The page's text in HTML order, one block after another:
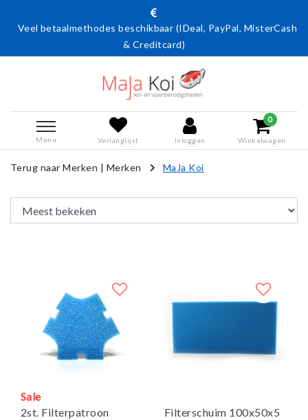
Veel betaalmethodes beschikbaar (IDeal, PayPal, MisterCash
& Creditcard)
Menu Verlanglijst Inloggen
0
Winkelwagen
Terug naar Merken | Merken MaJa Koi
Sale
2st. Filterpatroon
Filterschuim 100x50x5